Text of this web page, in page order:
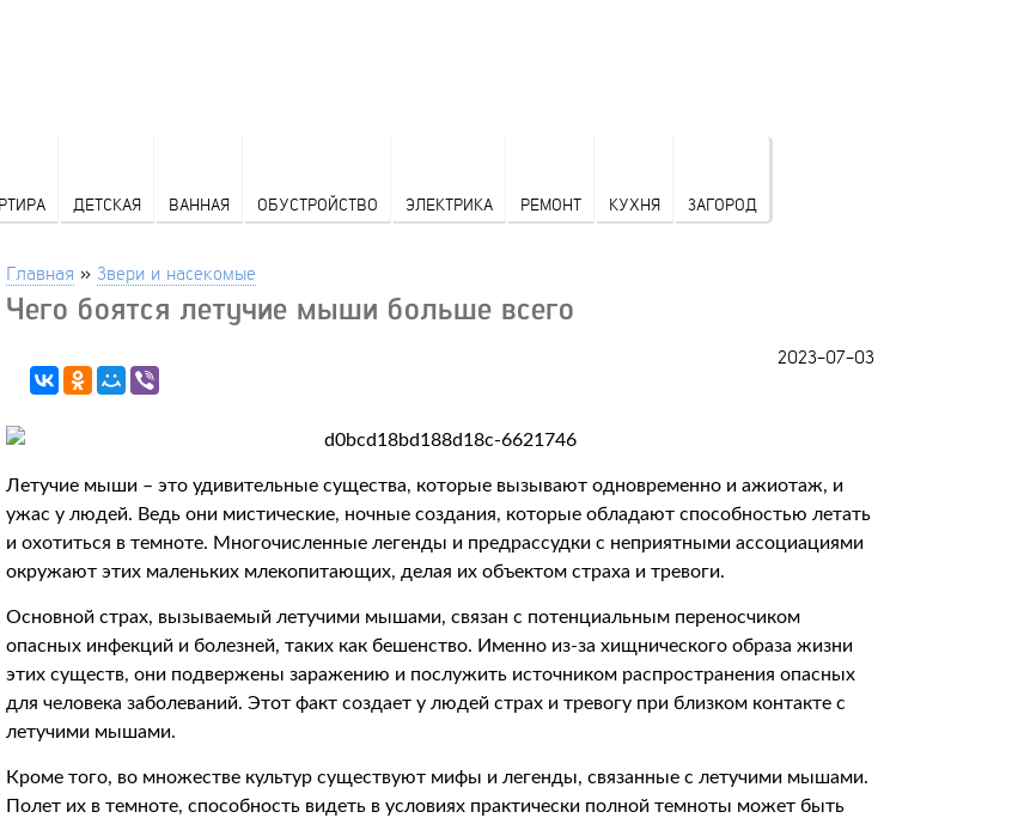
ДЕТСКАЯ ВАННАЯ ОБУСТРОЙСТВО ЭЛЕКТРИКА РЕМОНТ КУХНЯ ЗАГОРОД
Главная » Звери и насекомые
Чего боятся летучие мыши больше всего
2023-07-03
Летучие мыши – это удивительные существа, которые вызывают одновременно и ажиотаж, и
ужас у людей. Ведь они мистические, ночные создания, которые обладают способностью летать
и охотиться в темноте. Многочисленные легенды и предрассудки с неприятными ассоциациями
окружают этих маленьких млекопитающих, делая их объектом страха и тревоги.
Основной страх, вызываемый летучими мышами, связан с потенциальным переносчиком
опасных инфекций и болезней, таких как бешенство. Именно из-за хищнического образа жизни
этих существ, они подвержены заражению и послужить источником распространения опасных
для человека заболеваний. Этот факт создает у людей страх и тревогу при близком контакте с
летучими мышами.
Кроме того, во множестве культур существуют мифы и легенды, связанные с летучими мышами.
Полет их в темноте, способность видеть в условиях практически полной темноты может быть